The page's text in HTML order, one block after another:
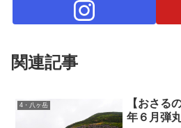
関連記事
4・八ヶ岳
【おさる
年６月弾